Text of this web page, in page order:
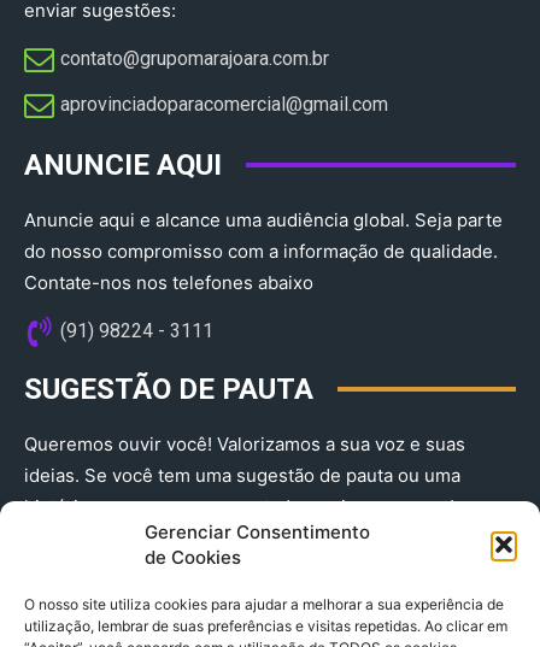
Gerenciar Consentimento
de Cookies
O nosso site utiliza cookies para ajudar a melhorar a sua experiência de
utilização, lembrar de suas preferências e visitas repetidas. Ao clicar em
enviar sugestões:
contato@grupomarajoara.com.br
aprovinciadoparacomercial@gmail.com​
ANUNCIE AQUI
Anuncie aqui e alcance uma audiência global. Seja parte
do nosso compromisso com a informação de qualidade.
Contate-nos nos telefones abaixo
(91) 98224 - 3111
SUGESTÃO DE PAUTA
Queremos ouvir você! Valorizamos a sua voz e suas
ideias. Se você tem uma sugestão de pauta ou uma
história que merece ser contada, envie-nos agora!
(91) 98224 - 3111